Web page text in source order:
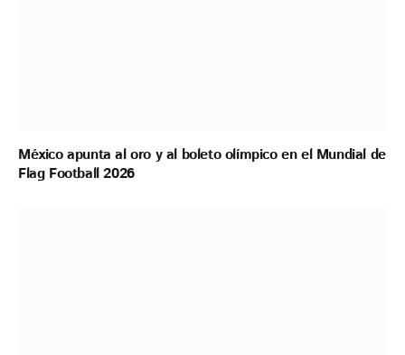
México apunta al oro y al boleto olímpico en el Mundial de
Flag Football 2026